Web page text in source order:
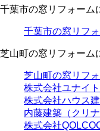
千葉市の窓リフォーム
千葉市の窓リフ
芝山町の窓リフォーム
芝山町の窓リフ
株式会社ユナイト
株式会社ハウス
内藤建築（クリナ
株式会社